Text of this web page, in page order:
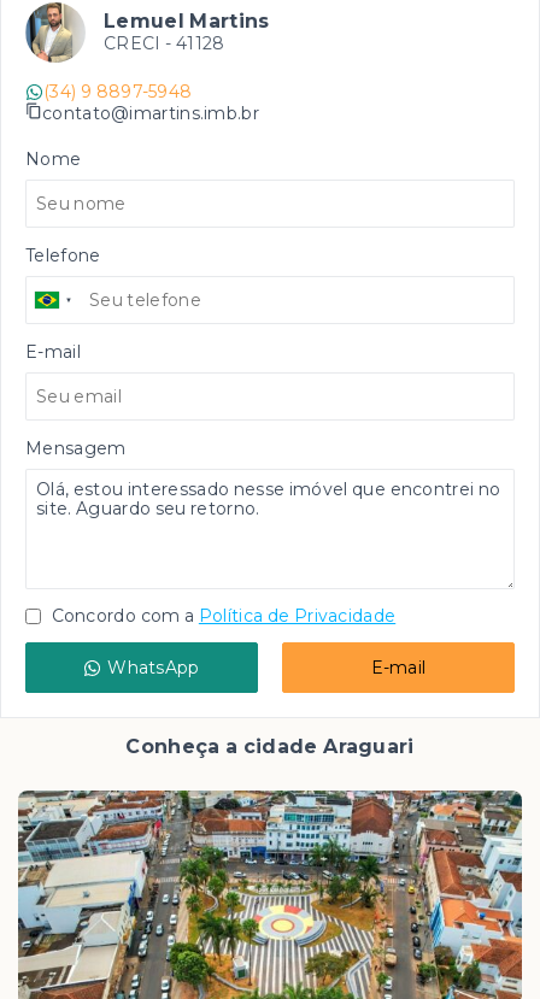
Lemuel Martins
CRECI - 41128
(34) 9 8897-5948
contato@imartins.imb.br
Nome
Telefone
E-mail
Mensagem
Concordo com a Política de Privacidade
WhatsApp E-mail
Conheça a cidade Araguari